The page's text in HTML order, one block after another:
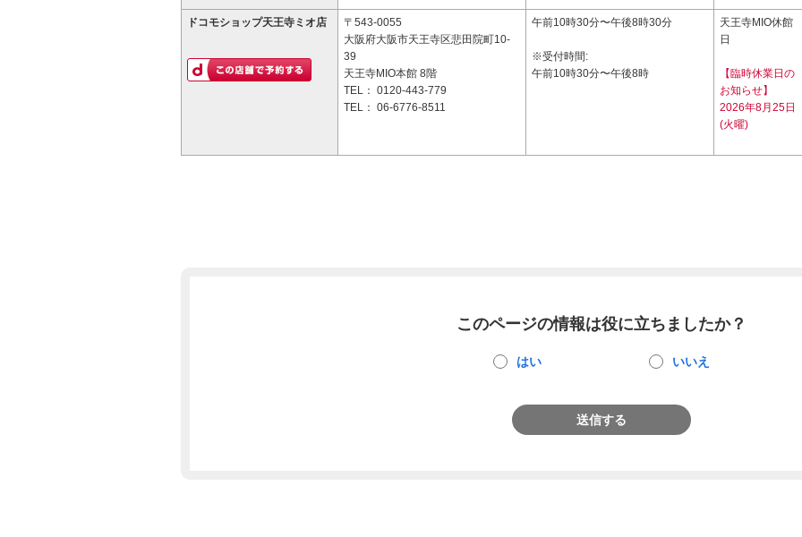
ドコモショップ天王寺ミオ店
〒543-0055
大阪府大阪市天王寺区悲田院町10-
39
天王寺MIO本館 8階
TEL： 0120-443-779
TEL： 06-6776-8511
午前10時30分〜午後8時30分
※受付時間:
午前10時30分〜午後8時
天王寺MIO休館
日
【臨時休業日の
お知らせ】
2026年8月25日
(火曜)
このページの情報は役に立ちましたか？
はい いいえ
送信する